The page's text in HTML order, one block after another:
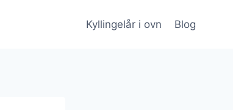
Kyllingelår i ovn Blog